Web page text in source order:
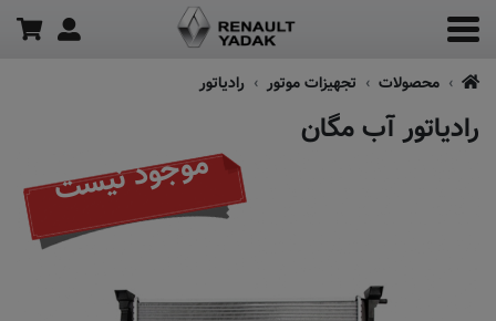
محصولات تجهیزات موتور رادیاتور
رادیاتور آب مگان
موجود نیست